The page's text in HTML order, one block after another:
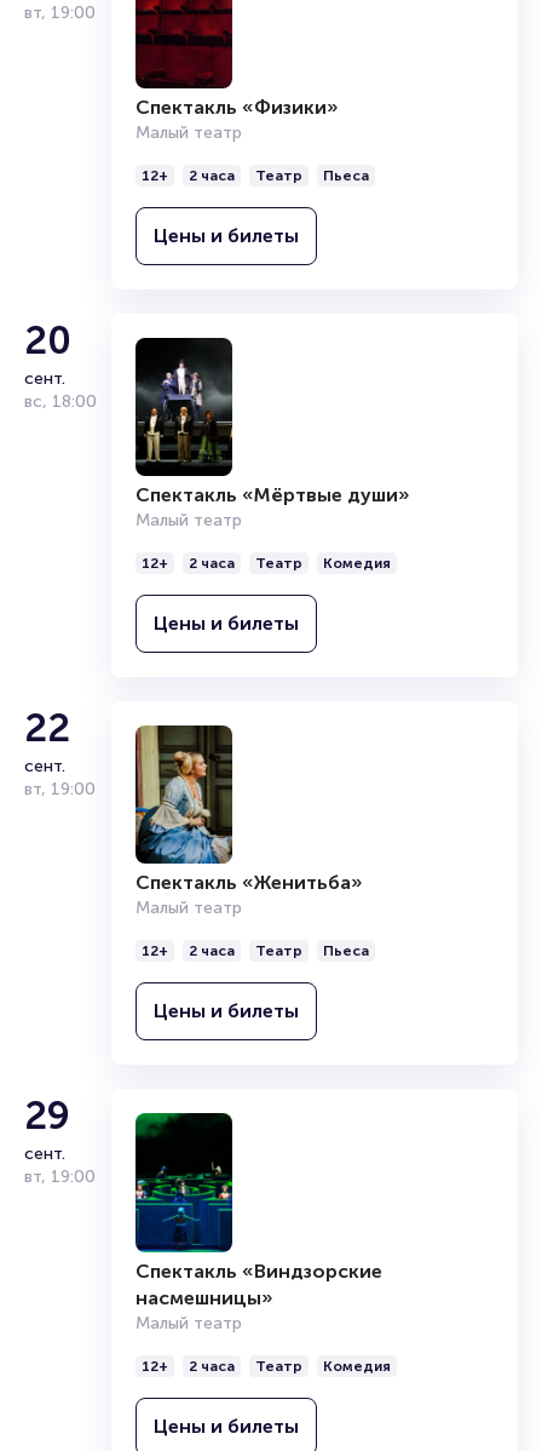
вт, 19:00
Спектакль «Физики»
Малый театр
12+ 2 часа Театр Пьеса
Цены и билеты
20
сент.
вс, 18:00
Спектакль «Мёртвые души»
Малый театр
12+ 2 часа Театр Комедия
Цены и билеты
22
сент.
вт, 19:00
Спектакль «Женитьба»
Малый театр
12+ 2 часа Театр Пьеса
Цены и билеты
29
сент.
вт, 19:00
Спектакль «Виндзорские
насмешницы»
Малый театр
12+ 2 часа Театр Комедия
Цены и билеты